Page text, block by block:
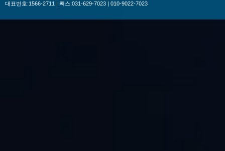
대표번호:1566-2711 | 팩스:031-629-7023 | 010-9022-7023